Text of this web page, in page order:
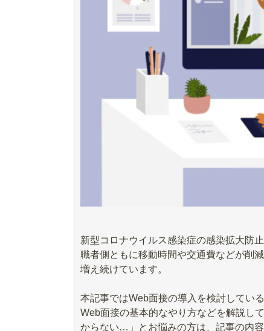
新型コロナウイルス感染症の感染拡大防
職者側ともに移動時間や交通費などが削
増え続けています。
本記事ではWeb面接の導入を検討してい
Web面接の基本的なやり方などを解説し
からない…」とお悩みの方は、記事の内